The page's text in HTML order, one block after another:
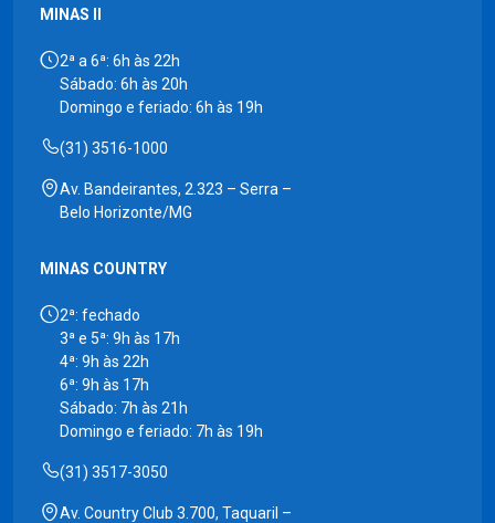
MINAS II
2ª a 6ª: 6h às 22h
Sábado: 6h às 20h
Domingo e feriado: 6h às 19h
(31) 3516-1000
Av. Bandeirantes, 2.323 – Serra –
Belo Horizonte/MG
MINAS COUNTRY
2ª: fechado
3ª e 5ª: 9h às 17h
4ª: 9h às 22h
6ª: 9h às 17h
Sábado: 7h às 21h
Domingo e feriado: 7h às 19h
(31) 3517-3050
Av. Country Club 3.700, Taquaril –